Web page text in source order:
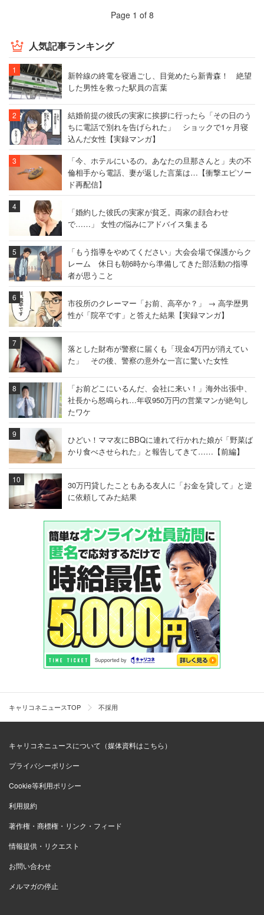
Page 1 of 8
人気記事ランキング
新幹線の終電を寝過ごし、目覚めたら新青森！ 絶望
した男性を救った駅員の言葉
結婚前提の彼氏の実家に挨拶に行ったら「その日のう
ちに電話で別れを告げられた」 ショックで1ヶ月寝
込んだ女性【実録マンガ】
「今、ホテルにいるの。あなたの旦那さんと」夫の不
倫相手から電話、妻が返した言葉は…【衝撃エピソー
ド再配信】
「婚約した彼氏の実家が貧乏。両家の顔合わせ
で……」 女性の悩みにアドバイス集まる
「もう指導をやめてください」大会会場で保護からク
レーム 休日も朝6時から準備してきた部活動の指導
者が思うこと
市役所のクレーマー「お前、高卒か？」 → 高学歴男
性が「院卒です」と答えた結果【実録マンガ】
落とした財布が警察に届くも「現金4万円が消えてい
た」 その後、警察の意外な一言に驚いた女性
「お前どこにいるんだ、会社に来い！」海外出張中、
社長から怒鳴られ…年収950万円の営業マンが絶句し
たワケ
ひどい！ママ友にBBQに連れて行かれた娘が「野菜ば
かり食べさせられた」と報告してきて……【前編】
30万円貸したこともある友人に「お金を貸して」と逆
に依頼してみた結果
キャリコネニュースTOP 不採用
キャリコネニュースについて（媒体資料はこちら）
プライバシーポリシー
Cookie等利用ポリシー
利用規約
著作権・商標権・リンク・フィード
情報提供・リクエスト
お問い合わせ
メルマガの停止